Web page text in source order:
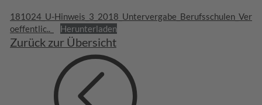
181024_U-Hinweis_3_2018_Untervergabe_Berufsschulen_Ver
oeffentlic.._
Herunterladen
Zurück zur Übersicht